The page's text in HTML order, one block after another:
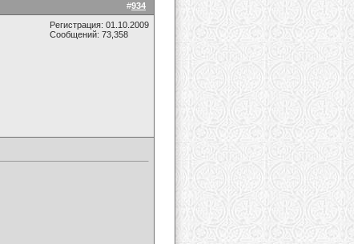
#934
Регистрация: 01.10.2009
Сообщений: 73,358